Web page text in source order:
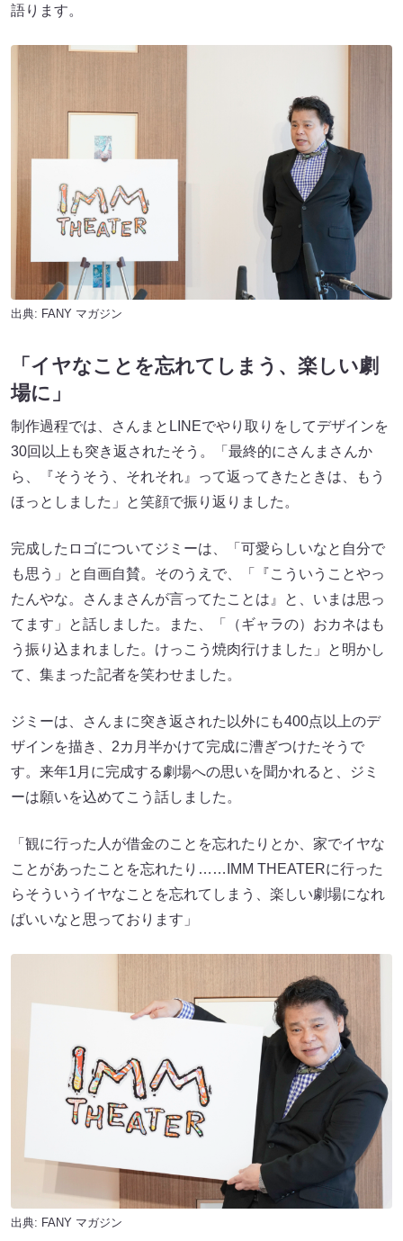
語ります。
出典: FANY マガジン
「イヤなことを忘れてしまう、楽しい劇
場に」
制作過程では、さんまとLINEでやり取りをしてデザインを
30回以上も突き返されたそう。「最終的にさんまさんか
ら、『そうそう、それそれ』って返ってきたときは、もう
ほっとしました」と笑顔で振り返りました。
完成したロゴについてジミーは、「可愛らしいなと自分で
も思う」と自画自賛。そのうえで、「『こういうことやっ
たんやな。さんまさんが言ってたことは』と、いまは思っ
てます」と話しました。また、「（ギャラの）おカネはも
う振り込まれました。けっこう焼肉行けました」と明かし
て、集まった記者を笑わせました。
ジミーは、さんまに突き返された以外にも400点以上のデ
ザインを描き、2カ月半かけて完成に漕ぎつけたそうで
す。来年1月に完成する劇場への思いを聞かれると、ジミ
ーは願いを込めてこう話しました。
「観に行った人が借金のことを忘れたりとか、家でイヤな
ことがあったことを忘れたり……IMM THEATERに行った
らそういうイヤなことを忘れてしまう、楽しい劇場になれ
ばいいなと思っております」
出典: FANY マガジン